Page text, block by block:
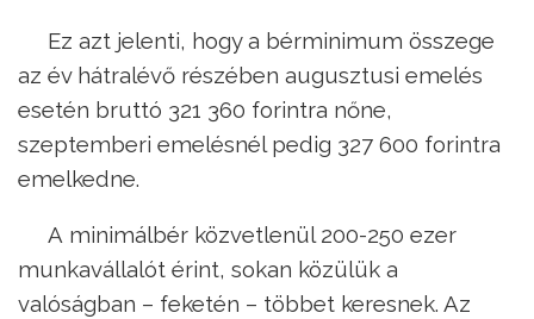
Ez azt jelenti, hogy a bérminimum összege
az év hátralévő részében augusztusi emelés
esetén bruttó 321 360 forintra nőne,
szeptemberi emelésnél pedig 327 600 forintra
emelkedne.
A minimálbér közvetlenül 200-250 ezer
munkavállalót érint, sokan közülük a
valóságban – feketén – többet keresnek. Az